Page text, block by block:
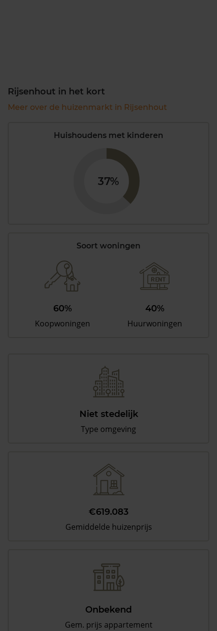
Rijsenhout in het kort
Meer over de huizenmarkt in Rijsenhout
Huishoudens met kinderen
37%
Soort woningen
60%
Koopwoningen
40%
Huurwoningen
Niet stedelijk
Type omgeving
€619.083
Gemiddelde huizenprijs
Onbekend
Gem. prijs appartement